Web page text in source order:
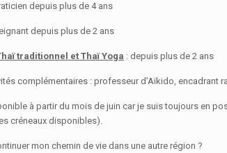
depuis plus de 4 ans
depuis plus de 2 ans
traditionnel et Thaï Yoga : depuis plus de 2 ans
complémentaires : professeur d’Aïkido, encadrant
à partir du mois de juin car je suis toujours en
créneaux disponibles).
mon chemin de vie dans une autre région ?